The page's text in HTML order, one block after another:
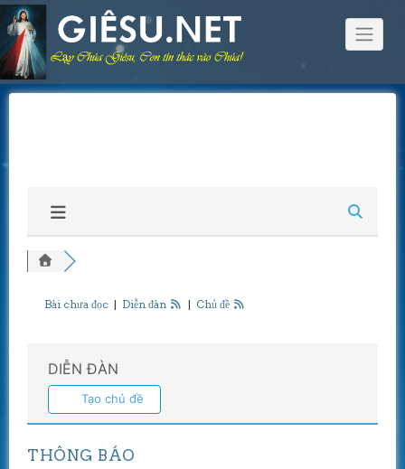
Skip
to
content
Bài chưa đọc | Diễn đàn | Chủ đề
DIỄN ĐÀN
Tạo chủ đề
THÔNG BÁO